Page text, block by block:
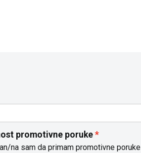
promotivne poruke
na sam da primam promotivne poruke